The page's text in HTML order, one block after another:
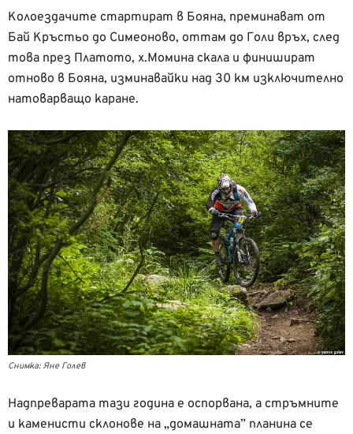
Колоездачите стартират в Бояна, преминават от
Бай Кръстьо до Симеоново, оттам до Голи връх, след
това през Платото, х.Момина скала и финишират
отново в Бояна, изминавайки над 30 км изключително
натоварващо каране.
Снимка: Яне Голев
Надпреварата тази година е оспорвана, а стръмните
и каменисти склонове на „домашната” планина се